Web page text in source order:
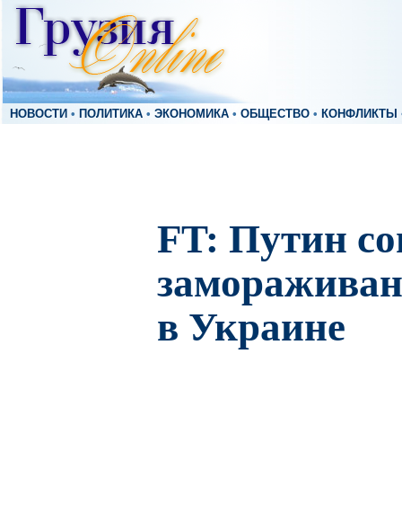
НОВОСТИ • ПОЛИТИКА • ЭКОНОМИКА • ОБЩЕСТВО • КОНФЛИКТЫ
FT: Путин
в Украине